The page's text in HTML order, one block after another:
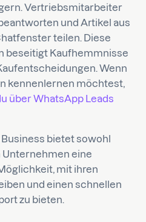
Vertriebsmitarbeiter
und Artikel aus
teilen. Diese
beseitigt Kaufhemmnisse
Wenn
kennenlernen möchtest,
über WhatsApp Leads
bietet sowohl
Unternehmen eine
mit ihren
und einen schnellen
zu bieten.